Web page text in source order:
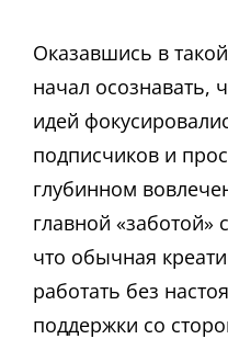
Оказавшись в
начал осознавать,
идей
подписчиков и
глубинном
главной «заботой»
что обычная
работать без
поддержки со